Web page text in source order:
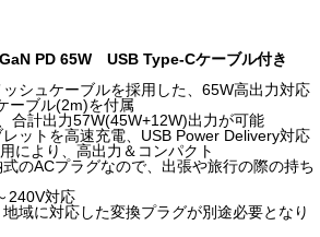
PD 65W USB Type-Cケーブル付き
シュケーブルを採用した、65W高出力対応
ーブル(2m)を付属
合計出力57W(45W+12W)出力が可能
ットを高速充電、USB Power Delivery対応
により、高出力＆コンパクト
のACプラグなので、出張や旅行の際の持ち
240V対応
域に対応した変換プラグが別途必要となり